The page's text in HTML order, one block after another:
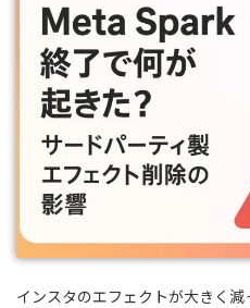
インスタのエフェクトが大きく